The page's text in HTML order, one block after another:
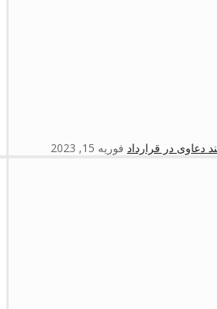
دعاوی در قرارداد فوریه 15, 2023